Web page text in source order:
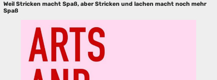
Weil Stricken macht Spaß, aber Stricken und lachen macht noch mehr
Spaß